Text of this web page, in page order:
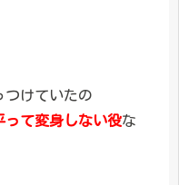
つけていたの
って変身しない役な